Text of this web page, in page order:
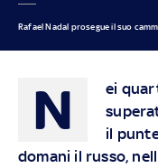
Rafael Nadal prosegue il suo
N
ei
il
domani il russo,